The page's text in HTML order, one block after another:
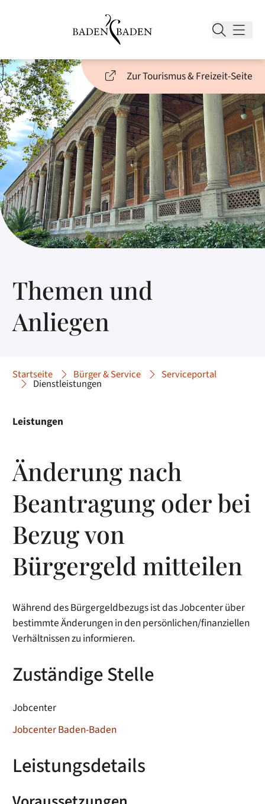
Zur Tourismus & Freizeit-Seite
Themen und
Anliegen
Startseite Bürger & Service Serviceportal
Dienstleistungen
Leistungen
Änderung nach
Beantragung oder bei
Bezug von
Bürgergeld mitteilen
Während des Bürgergeldbezugs ist das Jobcenter über
bestimmte Änderungen in den persönlichen/finanziellen
Verhältnissen zu informieren.
Zuständige Stelle
Jobcenter
Jobcenter Baden-Baden
Leistungsdetails